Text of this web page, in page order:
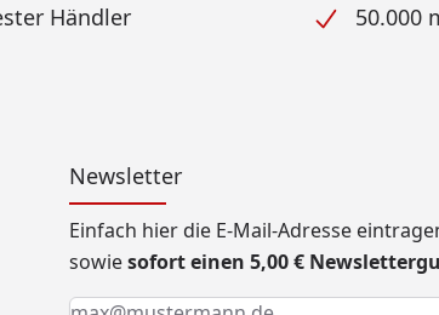
Händler 50.000
Newsletter
Einfach hier die E-Mail-Adresse
sowiesofort einen 5,00 €
Keine Eingabe erforderlich
Eingabe erforderlich
E-Mail *